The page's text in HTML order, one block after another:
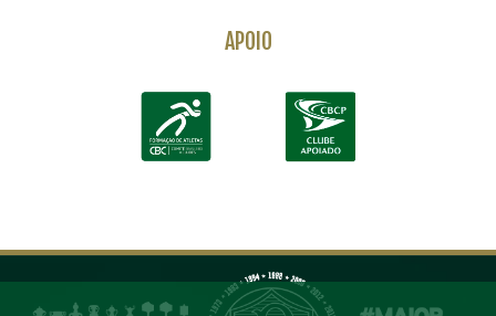
APOIO